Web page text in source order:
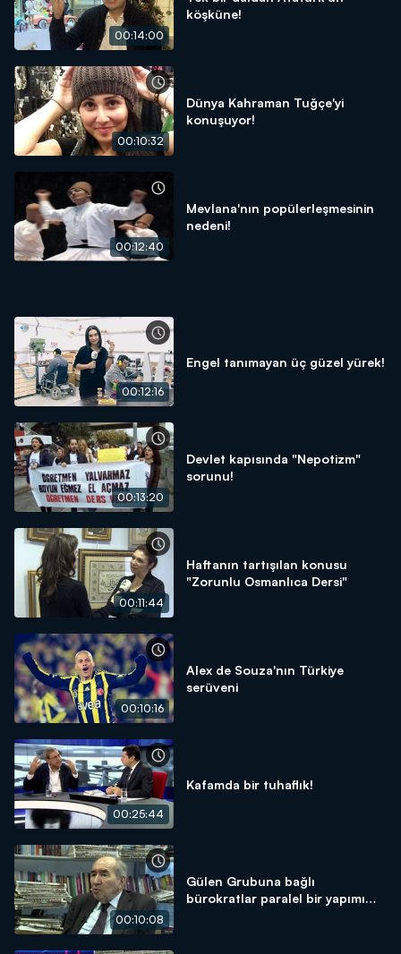
00:14:00
köşküne!
00:10:32
Dünya Kahraman Tuğçe'yi
konuşuyor!
00:12:40
Mevlana'nın popülerleşmesinin
nedeni!
00:12:16
Engel tanımayan üç güzel yürek!
00:13:20
Devlet kapısında "Nepotizm"
sorunu!
00:11:44
Haftanın tartışılan konusu
"Zorunlu Osmanlıca Dersi"
00:10:16
Alex de Souza'nın Türkiye
serüveni
00:25:44
Kafamda bir tuhaflık!
00:10:08
Gülen Grubuna bağlı
bürokratlar paralel bir yapımı